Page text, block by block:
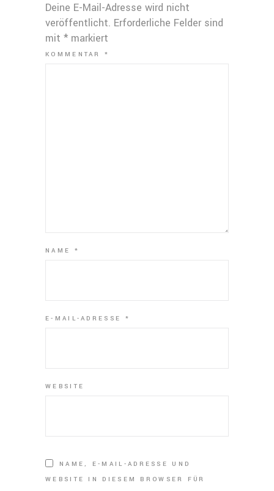
Deine E-Mail-Adresse wird nicht
veröffentlicht. Erforderliche Felder sind
mit * markiert
KOMMENTAR*
NAME *
E-MAIL-ADRESSE *
WEBSITE
NAME, E-MAIL-ADRESSE UND
WEBSITE IN DIESEM BROWSER FÜR